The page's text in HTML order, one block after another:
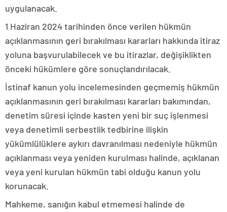
uygulanacak.
1 Haziran 2024 tarihinden önce verilen hükmün
açıklanmasının geri bırakılması kararları hakkında itiraz
yoluna başvurulabilecek ve bu itirazlar, değişiklikten
önceki hükümlere göre sonuçlandırılacak.
İstinaf kanun yolu incelemesinden geçmemiş hükmün
açıklanmasının geri bırakılması kararları bakımından,
denetim süresi içinde kasten yeni bir suç işlenmesi
veya denetimli serbestlik tedbirine ilişkin
yükümlülüklere aykırı davranılması nedeniyle hükmün
açıklanması veya yeniden kurulması halinde, açıklanan
veya yeni kurulan hükmün tabi olduğu kanun yolu
korunacak.
Mahkeme, sanığın kabul etmemesi halinde de